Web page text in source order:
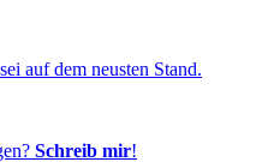
auf dem neusten Stand.
Schreib mir!